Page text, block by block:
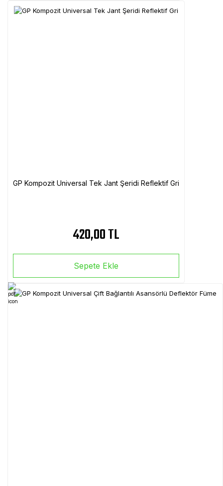
GP Kompozit Universal Tek Jant Şeridi Reflektif Gri
420,00 TL
Sepete Ekle